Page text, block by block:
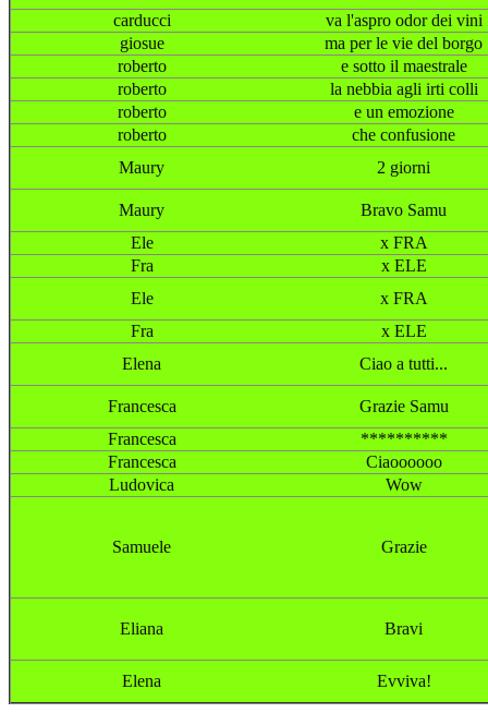
carducci
va l'aspro odor dei vini
giosue
ma per le vie del borgo
roberto
e sotto il maestrale
roberto
la nebbia agli irti colli
roberto
e un emozione
roberto
che confusione
Maury
2 giorni
Maury
Bravo Samu
Ele
x FRA
Fra
x ELE
Ele
x FRA
Fra
x ELE
Elena
Ciao a tutti...
Francesca
Grazie Samu
Francesca
**********
Francesca
Ciaoooooo
Ludovica
Wow
Samuele Grazie
Eliana Bravi
Elena Evviva!